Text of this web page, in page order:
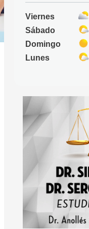
Viernes
Sábado
Domingo
Lunes